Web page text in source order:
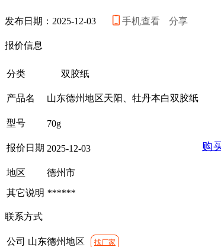
发布日期：2025-12-03 手机查看 分享
报价信息
分类 双胶纸
购
产品名 山东德州地区天阳、牡丹本白双胶纸
型号 70g
报价日期 2025-12-03
地区
德州市
其它说明 ******
联系方式
公司 山东德州地区 找厂家